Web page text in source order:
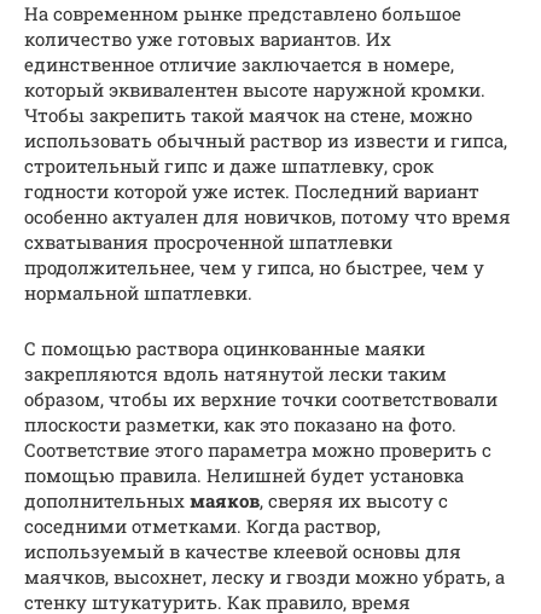
На современном рынке представлено большое
количество уже готовых вариантов. Их
единственное отличие заключается в номере,
который эквивалентен высоте наружной кромки.
Чтобы закрепить такой маячок на стене, можно
использовать обычный раствор из извести и гипса,
строительный гипс и даже шпатлевку, срок
годности которой уже истек. Последний вариант
особенно актуален для новичков, потому что время
схватывания просроченной шпатлевки
продолжительнее, чем у гипса, но быстрее, чем у
нормальной шпатлевки.
С помощью раствора оцинкованные маяки
закрепляются вдоль натянутой лески таким
образом, чтобы их верхние точки соответствовали
плоскости разметки, как это показано на фото.
Соответствие этого параметра можно проверить с
помощью правила. Нелишней будет установка
дополнительных маяков, сверяя их высоту с
соседними отметками. Когда раствор,
используемый в качестве клеевой основы для
маячков, высохнет, леску и гвозди можно убрать, а
стенку штукатурить. Как правило, время